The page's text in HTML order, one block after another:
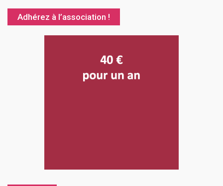
Adhérez à l’association !